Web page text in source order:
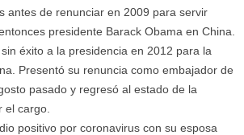
antes de renunciar en 2009 para servir
presidente Barack Obama en China.
éxito a la presidencia en 2012 para la
Presentó su renuncia como embajador de
pasado y regresó al estado de la
el cargo.
positivo por coronavirus con su esposa